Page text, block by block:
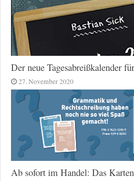
Der neue Tagesabreißkalender
27. November 2020
Ab sofort im Handel: Das